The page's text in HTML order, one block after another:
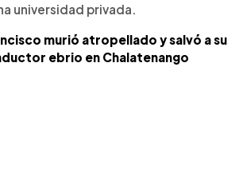
universidad privada.
murió atropellado y salvó a su
ebrio en Chalatenango